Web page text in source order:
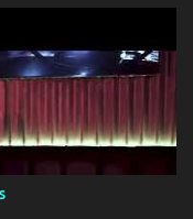
olvidaremos, aquí
El recuerdo que yo
me llevo lo mismo que
puedo mirarte, mas se
El desespero me
sendero por siempre